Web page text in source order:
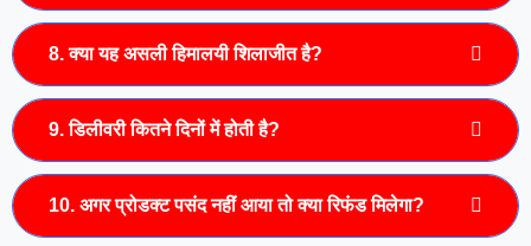
8. क्या यह असली हिमालयी शिलाजीत है?
9. डिलीवरी कितने दिनों में होती है?
10. अगर प्रोडक्ट पसंद नहीं आया तो क्या रिफंड मिलेगा?